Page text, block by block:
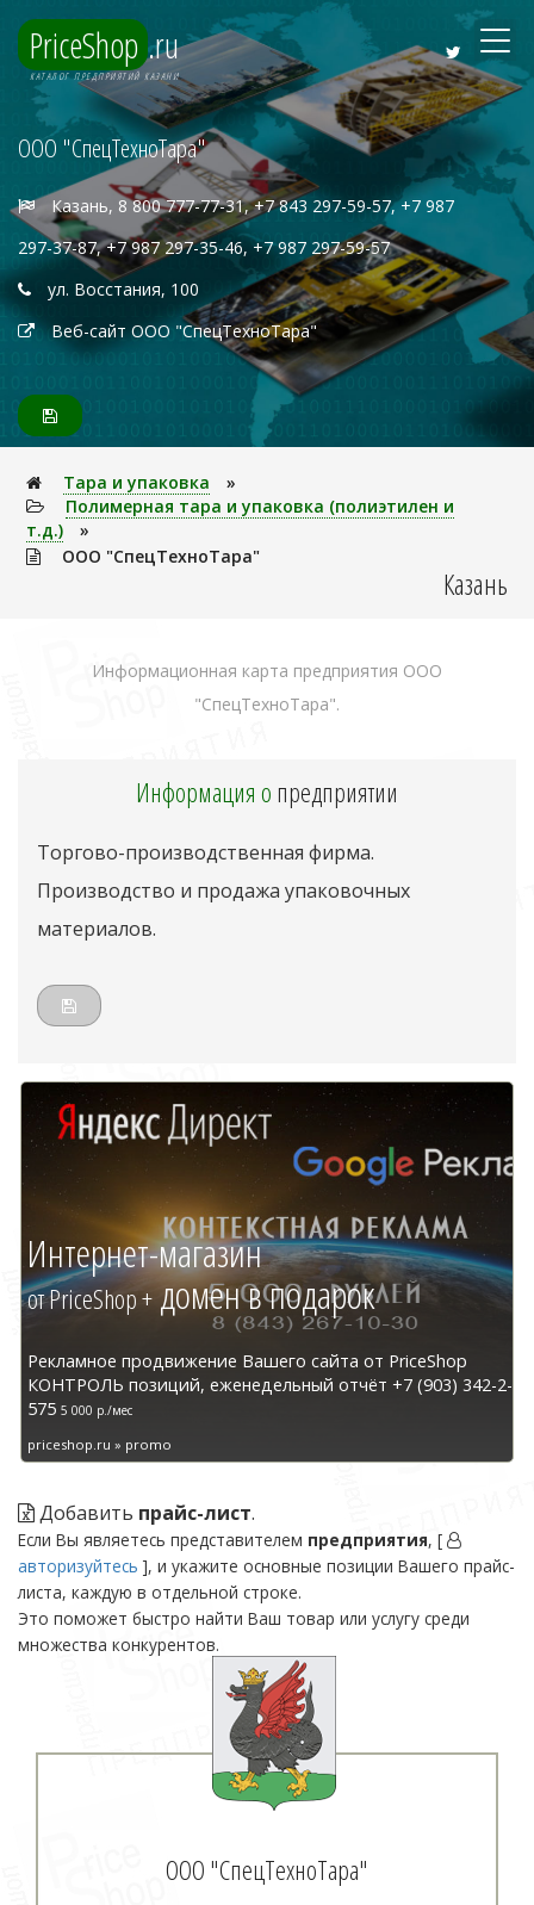
PriceShop .ru
КАТАЛОГ ПРЕДПРИЯТИЙ КАЗАНИ
ООО "СпецТехноТара"
Казань, 8 800 777-77-31, +7 843 297-59-57, +7 987
297-37-87, +7 987 297-35-46, +7 987 297-59-57
ул. Восстания, 100
Веб-сайт ООО "СпецТехноТара"
Тара и упаковка
»
Полимерная тара и упаковка (полиэтилен и
т.д.)
»
ООО "СпецТехноТара"
Казань
Информационная карта предприятия ООО
"СпецТехноТара".
Информация опредприятии
Торгово-производственная фирма.
Производство и продажа упаковочных
материалов.
Интернет-магазин
от PriceShop +домен в подарок
Рекламное продвижение Вашего сайта от PriceShop
КОНТРОЛЬ позиций, еженедельный отчёт +7 (903) 342-2-
575 5 000 р./мес
priceshop.ru » promo
Добавить прайс-лист.
Если Вы являетесь представителем предприятия, [
авторизуйтесь ], и укажите основные позиции Вашего прайс-
листа, каждую в отдельной строке.
Это поможет быстро найти Ваш товар или услугу среди
множества конкурентов.
ООО "СпецТехноТара"